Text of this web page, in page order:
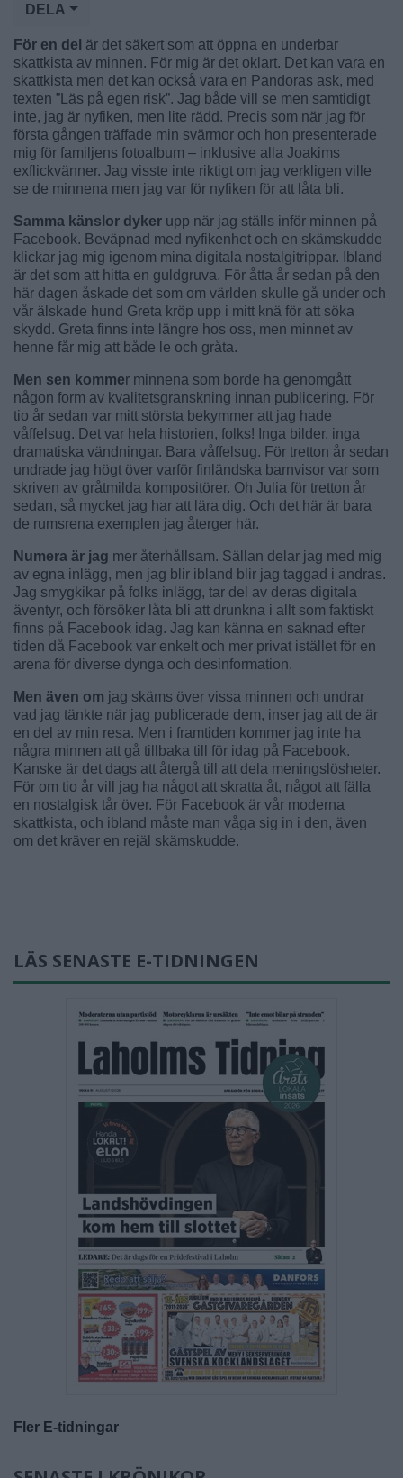
DELA
För en del är det säkert som att öppna en underbar
skattkista av minnen. För mig är det oklart. Det kan vara en
skattkista men det kan också vara en Pandoras ask, med
texten ”Läs på egen risk”. Jag både vill se men samtidigt
inte, jag är nyfiken, men lite rädd. Precis som när jag för
första gången träffade min svärmor och hon presenterade
mig för familjens fotoalbum – inklusive alla Joakims
exflickvänner. Jag visste inte riktigt om jag verkligen ville
se de minnena men jag var för nyfiken för att låta bli.
Samma känslor dyker upp när jag ställs inför minnen på
Facebook. Beväpnad med nyfikenhet och en skämskudde
klickar jag mig igenom mina digitala nostalgitrippar. Ibland
är det som att hitta en guldgruva. För åtta år sedan på den
här dagen åskade det som om världen skulle gå under och
vår älskade hund Greta kröp upp i mitt knä för att söka
skydd. Greta finns inte längre hos oss, men minnet av
henne får mig att både le och gråta.
Men sen kommer minnena som borde ha genomgått
någon form av kvalitetsgranskning innan publicering. För
tio år sedan var mitt största bekymmer att jag hade
våffelsug. Det var hela historien, folks! Inga bilder, inga
dramatiska vändningar. Bara våffelsug. För tretton år sedan
undrade jag högt över varför finländska barnvisor var som
skriven av gråtmilda kompositörer. Oh Julia för tretton år
sedan, så mycket jag har att lära dig. Och det här är bara
de rumsrena exemplen jag återger här.
Numera är jag mer återhållsam. Sällan delar jag med mig
av egna inlägg, men jag blir ibland blir jag taggad i andras.
Jag smygkikar på folks inlägg, tar del av deras digitala
äventyr, och försöker låta bli att drunkna i allt som faktiskt
finns på Facebook idag. Jag kan känna en saknad efter
tiden då Facebook var enkelt och mer privat istället för en
arena för diverse dynga och desinformation.
Men även om jag skäms över vissa minnen och undrar
vad jag tänkte när jag publicerade dem, inser jag att de är
en del av min resa. Men i framtiden kommer jag inte ha
några minnen att gå tillbaka till för idag på Facebook.
Kanske är det dags att återgå till att dela meningslösheter.
För om tio år vill jag ha något att skratta åt, något att fälla
en nostalgisk tår över. För Facebook är vår moderna
skattkista, och ibland måste man våga sig in i den, även
om det kräver en rejäl skämskudde.
LÄS SENASTE E-TIDNINGEN
Fler E-tidningar